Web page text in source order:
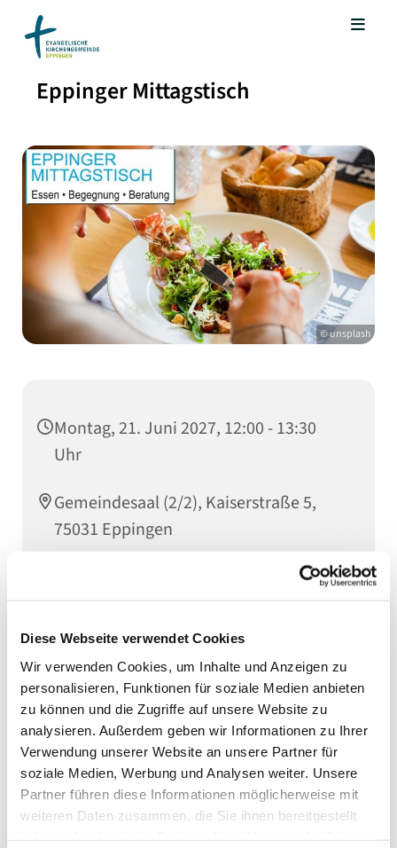
Diese Webseite verwendet Cookies
Wir verwenden Cookies, um Inhalte und Anzeigen zu
personalisieren, Funktionen für soziale Medien anbieten
zu können und die Zugriffe auf unsere Website zu
analysieren. Außerdem geben wir Informationen zu Ihrer
Verwendung unserer Website an unsere Partner für
soziale Medien, Werbung und Analysen weiter. Unsere
Partner führen diese Informationen möglicherweise mit
weiteren Daten zusammen, die Sie ihnen bereitgestellt
Eppinger Mittagstisch
© unsplash
Montag, 21. Juni 2027, 12:00 - 13:30
Uhr
Gemeindesaal (2/2), Kaiserstraße 5,
75031 Eppingen
bis 13.30 Uhr im Evang. Gemeindehaus in der
Kaiserstraße 5. Es wird wöchentlich ein leckeres
Mittagessen angeboten. Eine Anmeldung ist nicht
erforderlich. Weitere Infos gibt es im Pfarramt Tel.
07262 91270. Lassen Sie sich einladen und laden Sie
auch andere dazu ein!